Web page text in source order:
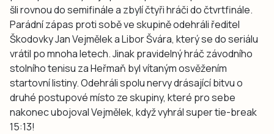
šli rovnou do semifinále a zbylí čtyři hráči do čtvrtfinále.
Parádní zápas proti sobě ve skupině odehráli ředitel
Škodovky Jan Vejmělek a Libor Švára, který se do seriálu
vrátil po mnoha letech. Jinak pravidelný hráč závodního
stolního tenisu za Heřmaň byl vítaným osvěžením
startovní listiny. Odehráli spolu nervy drásající bitvu o
druhé postupové místo ze skupiny, které pro sebe
nakonec ubojoval Vejmělek, když vyhrál super tie-break
15:13!